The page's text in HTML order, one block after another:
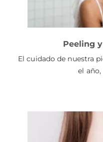
Peeling
El cuidado de nuestra
el